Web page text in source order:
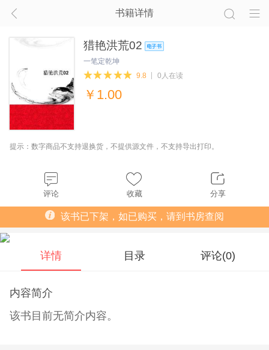
书籍详情
猎艳洪荒02
一笔定乾坤
9.8
0人在读
￥ 1.00
提示：数字商品不支持退换货，不提供源文件，不支持导出打印。
评论 收藏 分享
该书已下架，如已购买，请到书房查阅
详情 目录 评论(0)
内容简介
该书目前无简介内容。